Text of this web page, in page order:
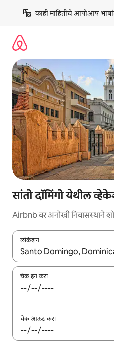
काही माहितीचे आपोआप
सांतो दॉमिंगो येथील
Airbnb वर अनोखी निवासस्थाने
लोकेशन
जेव्हा परिणाम उपलब्ध असतील,
चेक इन करा
चेक आऊट करा